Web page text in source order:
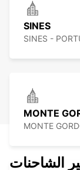
SINES
SINES -
MONTE
MONTE
الشاحنات